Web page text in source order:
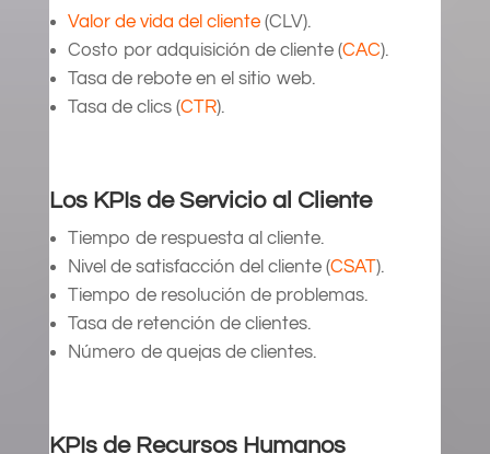
Valor de vida del cliente(CLV).
Costo por adquisición de cliente (CAC).
Tasa de rebote en el sitio web.
Tasa de clics (CTR).
Los KPIs de Servicio al Cliente
Tiempo de respuesta al cliente.
Nivel de satisfacción del cliente (CSAT).
Tiempo de resolución de problemas.
Tasa de retención de clientes.
Número de quejas de clientes.
KPIs de Recursos Humanos